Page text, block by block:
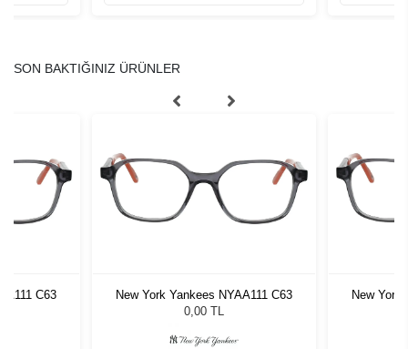
SON BAKTIĞINIZ ÜRÜNLER
C63
New York Yankees NYAA111 C63
0,00 TL
New York